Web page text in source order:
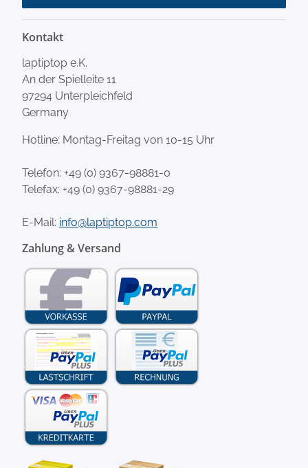
Kontakt
laptiptop e.K.
An der Spielleite 11
97294 Unterpleichfeld
Germany
Hotline: Montag-Freitag von 10-15 Uhr
Telefon: +49 (0) 9367-98881-0
Telefax: +49 (0) 9367-98881-29
E-Mail: info@laptiptop.com
Zahlung & Versand